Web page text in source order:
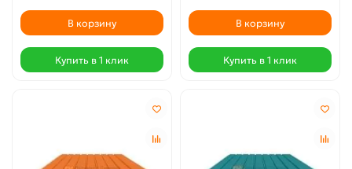
В корзину
Купить в 1 клик
В корзину
Купить в 1 клик